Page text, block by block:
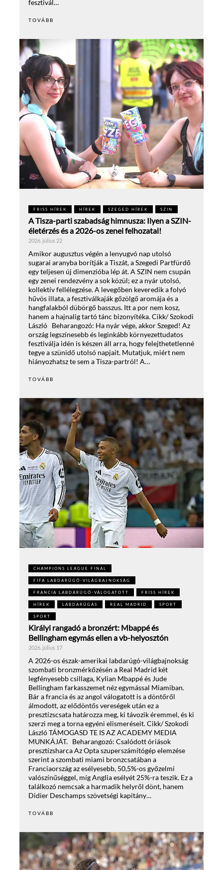
fesztivál…
TOVÁBB
FRISS HÍREK HÍREK SZEGED HÍREK SZIN
A Tisza-parti szabadság himnusza: Ilyen a SZIN-
életérzés és a 2026-os zenei felhozatal!
2026. július 22
Amikor augusztus végén a lenyugvó nap utolsó
sugarai aranyba borítják a Tiszát, a Szegedi Partfürdő
egy teljesen új dimenzióba lép át. A SZIN nem csupán
egy zenei rendezvény a sok közül; ez a nyár utolsó,
kollektív fellélegzése. A levegőben keveredik a folyó
hűvös illata, a fesztiválkaják gőzölgő aromája és a
hangfalakból dübörgő basszus. Itt a por nem kosz,
hanem a hajnalig tartó tánc bizonyítéka. Cikk/ Szokodi
László Beharangozó: Ha nyár vége, akkor Szeged! Az
ország legszínesebb és leginkább környezettudatos
fesztiválja idén is készen áll arra, hogy felejthetetlenné
tegye a szünidő utolsó napjait. Mutatjuk, miért nem
hiányozhatsz te sem a Tisza-partról! A…
TOVÁBB
CHAMPIONS LEAGUE FINAL
FIFA LABDARÚGÓ-VILÁGBAJNOKSÁG
FRANCIA LABDARÚGÓ-VÁLOGATOTT FRISS HÍREK
HÍREK LABDARÚGÁS REAL MADRID SPORT
SPORT
Királyi rangadó a bronzért: Mbappé és
Bellingham egymás ellen a vb-helyosztón
2026. július 17
A 2026-os észak-amerikai labdarúgó-világbajnokság
szombati bronzmérkőzésén a Real Madrid két
legfényesebb csillaga, Kylian Mbappé és Jude
Bellingham farkasszemet néz egymással Miamiban.
Bár a francia és az angol válogatott is a döntőről
álmodott, az elődöntős vereségek után ez a
presztízscsata határozza meg, ki távozik éremmel, és ki
szerzi meg a torna egyéni elismeréseit. Cikk/ Szokodi
László TÁMOGASD TE IS AZ ACADEMY MEDIA
MUNKÁJÁT. Beharangozó: Csalódott óriások
presztízsharca Az Opta szuperszámítógép elemzése
szerint a szombati miami bronzcsatában a
Franciaország az esélyesebb, 50,5%-os győzelmi
valószínűséggel, míg Anglia esélyét 25%-ra teszik. Ez a
találkozó nemcsak a harmadik helyről dönt, hanem
Didier Deschamps szövetségi kapitány…
TOVÁBB